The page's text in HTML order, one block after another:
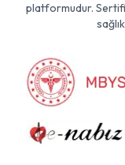
platformudur.